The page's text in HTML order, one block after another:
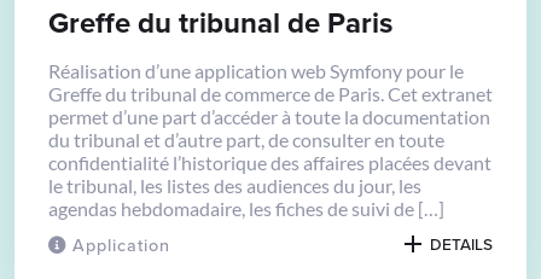
Application
Greffe du tribunal de Paris
Réalisation d’une application web Symfony pour le
Greffe du tribunal de commerce de Paris. Cet extranet
permet d’une part d’accéder à toute la documentation
du tribunal et d’autre part, de consulter en toute
confidentialité l’historique des affaires placées devant
le tribunal, les listes des audiences du jour, les
agendas hebdomadaire, les fiches de suivi de […]
DETAILS